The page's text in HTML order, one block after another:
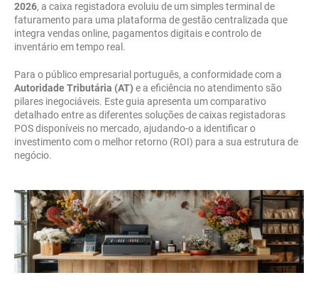
2026, a caixa registadora evoluiu de um simples terminal de
faturamento para uma plataforma de gestão centralizada que
integra vendas online, pagamentos digitais e controlo de
inventário em tempo real.
Para o público empresarial português, a conformidade com a
Autoridade Tributária (AT) e a eficiência no atendimento são
pilares inegociáveis. Este guia apresenta um comparativo
detalhado entre as diferentes soluções de caixas registadoras
POS disponíveis no mercado, ajudando-o a identificar o
investimento com o melhor retorno (ROI) para a sua estrutura de
negócio.